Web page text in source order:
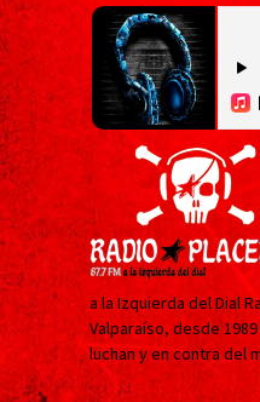
a la Izquierda del Dial
Valparaíso, desde
luchan y en contra del